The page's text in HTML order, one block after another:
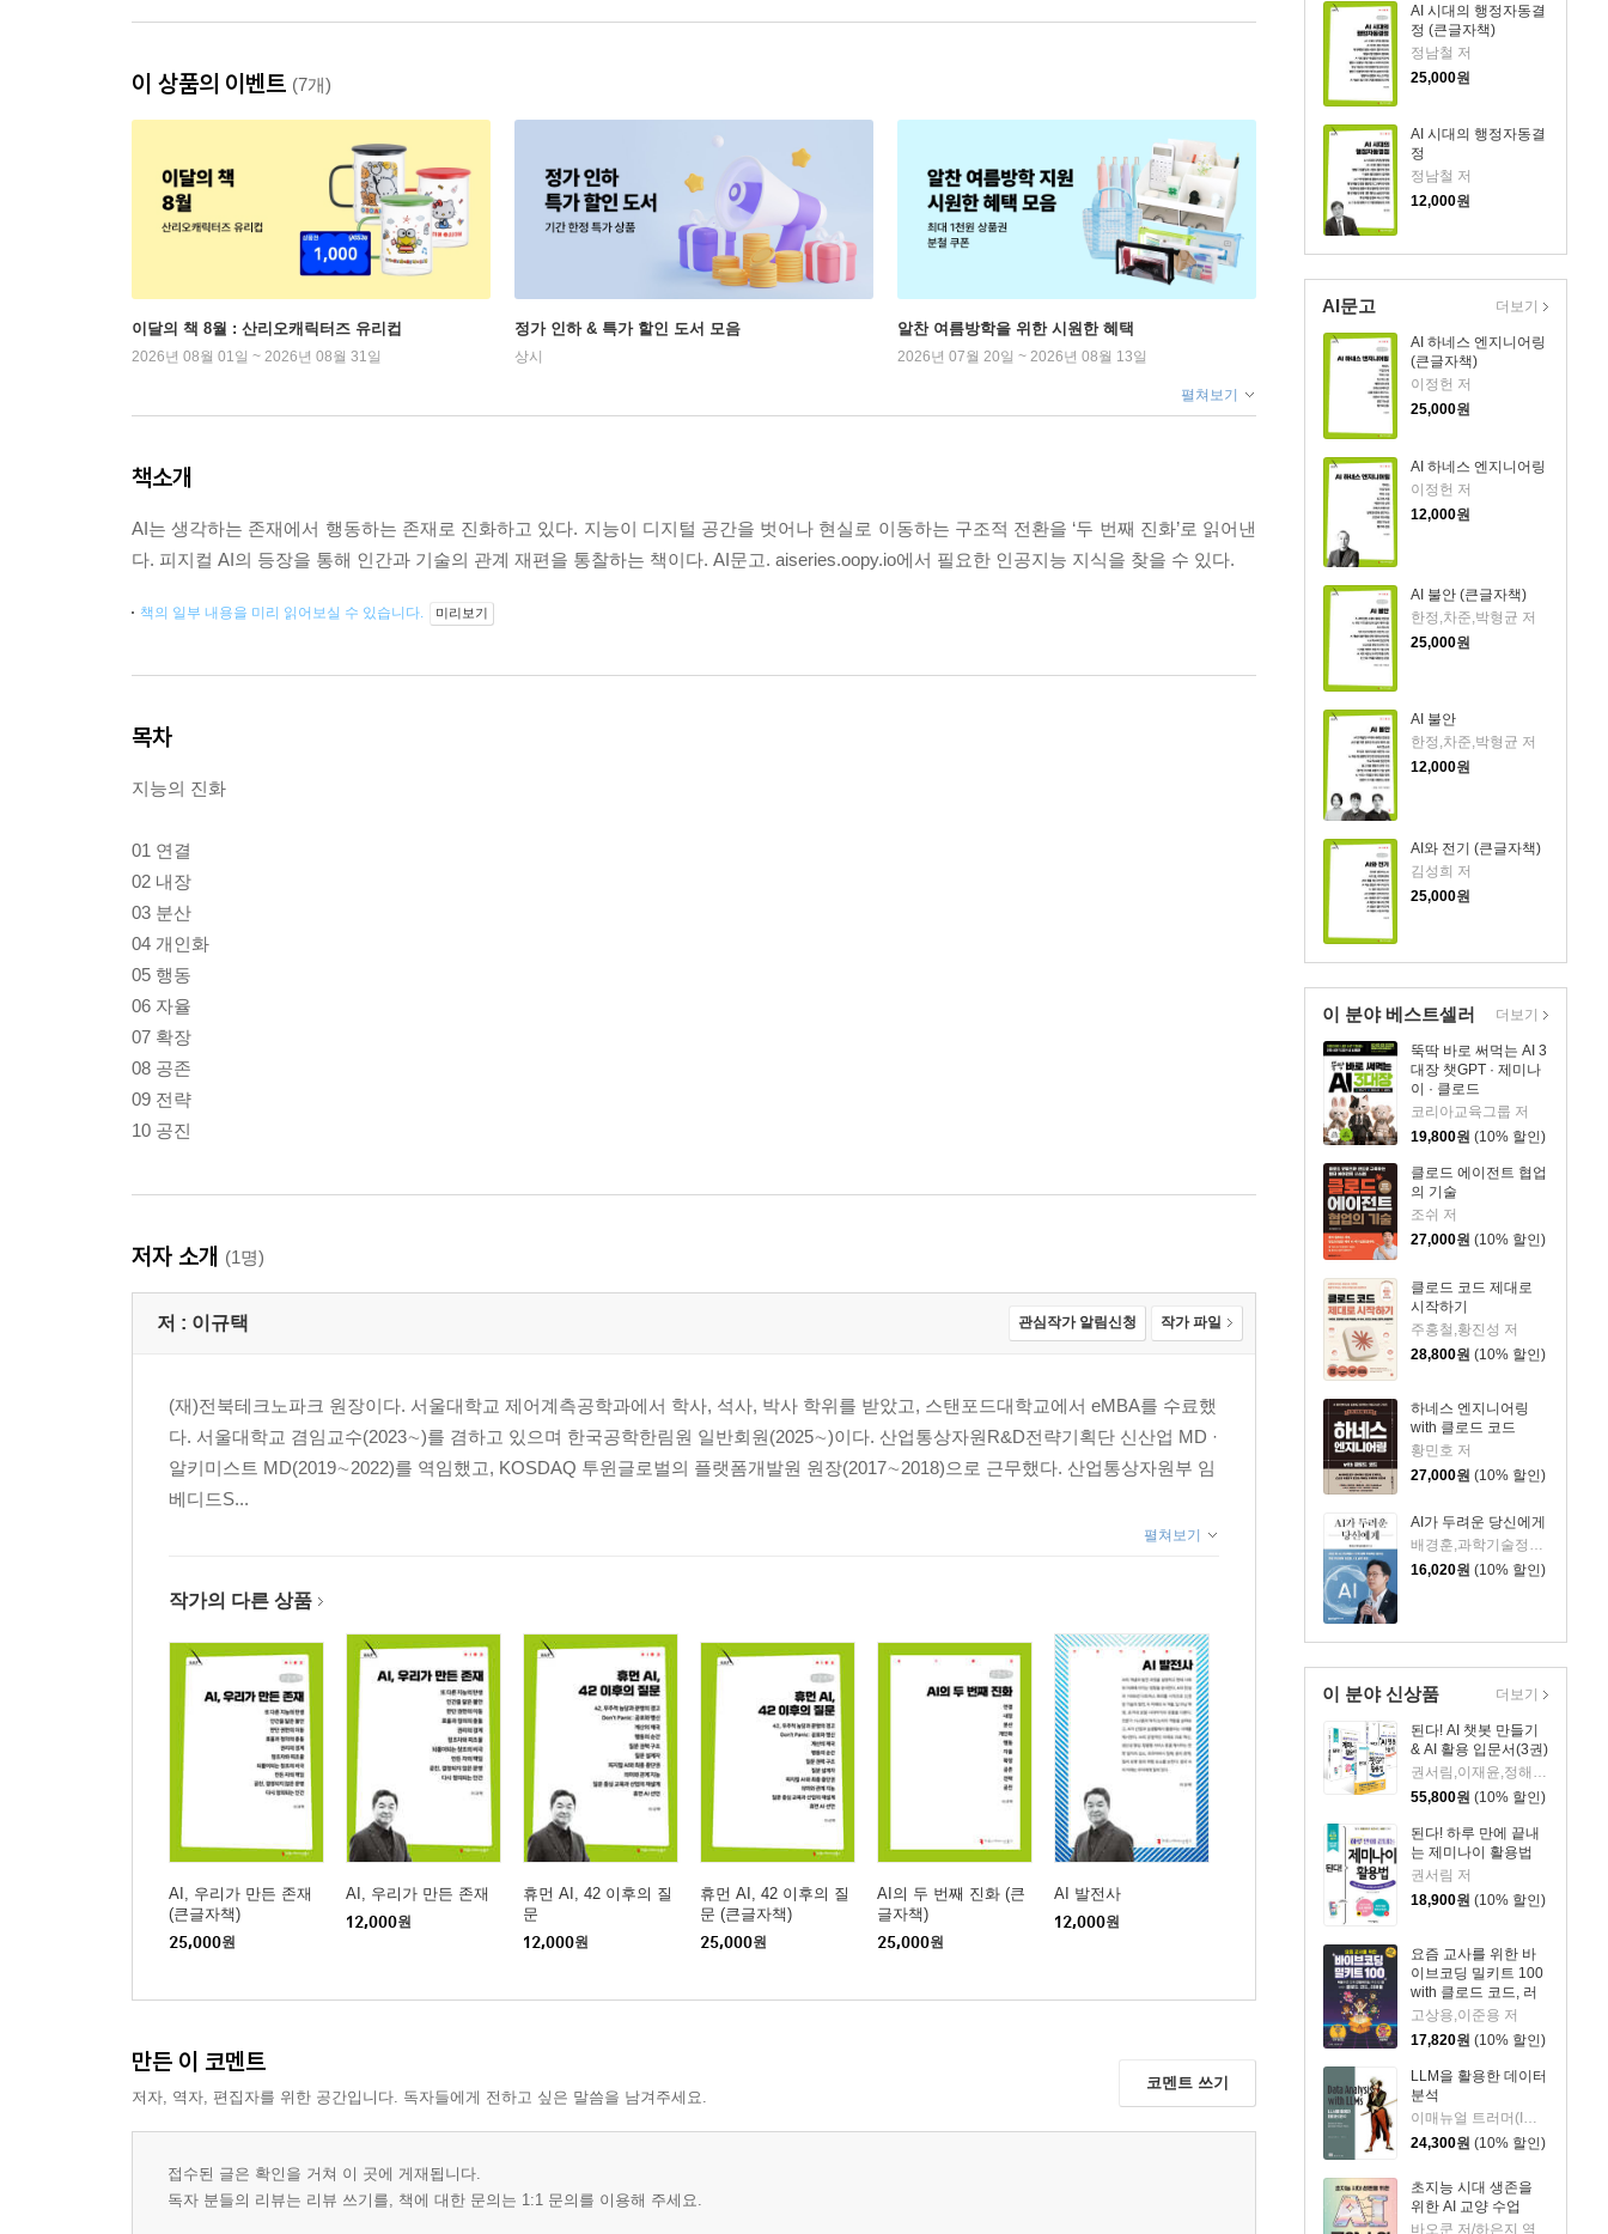
AI 시대의 행정자동결
정 (큰글자책)
정남철 저
25,000원
AI 시대의 행정자동결
정
정남철 저
12,000원
AI문고
AI 하네스 엔지니어링
(큰글자책)
이정헌 저
25,000원
AI 하네스 엔지니어링
이정헌 저
12,000원
AI 불안 (큰글자책)
한정,차준,박형균 저
25,000원
AI 불안
한정,차준,박형균 저
12,000원
AI와 전기 (큰글자책)
김성희 저
25,000원
더보기
이 분야 베스트셀러
뚝딱 바로 써먹는 AI 3
대장 챗GPT · 제미나
이 · 클로드
코리아교육그룹 저
19,800원 (10% 할인)
클로드 에이전트 협업
의 기술
조쉬 저
27,000원 (10% 할인)
클로드 코드 제대로
시작하기
주홍철,황진성 저
28,800원 (10% 할인)
하네스 엔지니어링
with 클로드 코드
황민호 저
27,000원 (10% 할인)
AI가 두려운 당신에게
배경훈,과학기술정보통신부 저
16,020원 (10% 할인)
더보기
이 분야 신상품
된다! AI 챗봇 만들기
& AI 활용 입문서(3권)
55,800원 (10% 할인)
된다! 하루 만에 끝내
는 제미나이 활용법
권서림 저
18,900원 (10% 할인)
요즘 교사를 위한 바
이브코딩 밀키트 100
with 클로드 코드, 러
버블
고상용,이준용 저
17,820원 (10% 할인)
LLM을 활용한 데이터
분석
24,300원 (10% 할인)
초지능 시대 생존을
위한 AI 교양 수업
바오쿤 저/하은지 역
더보기
이 상품의 이벤트 (7개)
이달의 책 8월 : 산리오캐릭터즈 유리컵
2026년 08월 01일 ~ 2026년 08월 31일
정가 인하 & 특가 할인 도서 모음
상시
알찬 여름방학을 위한 시원한 혜택
2026년 07월 20일 ~ 2026년 08월 13일
펼쳐보기
책소개
AI는 생각하는 존재에서 행동하는 존재로 진화하고 있다. 지능이 디지털 공간을 벗어나 현실로 이동하는 구조적 전환을 ‘두 번째 진화’로 읽어낸
다. 피지컬 AI의 등장을 통해 인간과 기술의 관계 재편을 통찰하는 책이다. AI문고. aiseries.oopy.io에서 필요한 인공지능 지식을 찾을 수 있다.
책의 일부 내용을 미리 읽어보실 수 있습니다. 미리보기
목차
지능의 진화
01 연결
02 내장
03 분산
04 개인화
05 행동
06 자율
07 확장
08 공존
09 전략
10 공진
저자 소개 (1명)
저 : 이규택 관심작가 알림신청 작가 파일
(재)전북테크노파크 원장이다. 서울대학교 제어계측공학과에서 학사, 석사, 박사 학위를 받았고, 스탠포드대학교에서 eMBA를 수료했
다. 서울대학교 겸임교수(2023∼)를 겸하고 있으며 한국공학한림원 일반회원(2025∼)이다. 산업통상자원R&D전략기획단 신산업 MD ·
알키미스트 MD(2019∼2022)를 역임했고, KOSDAQ 투윈글로벌의 플랫폼개발원 원장(2017∼2018)으로 근무했다. 산업통상자원부 임
베디드S...
펼쳐보기
작가의 다른 상품
AI, 우리가 만든 존재
(큰글자책)
25,000원
AI, 우리가 만든 존재
12,000원
휴먼 AI, 42 이후의 질
문
12,000원
휴먼 AI, 42 이후의 질
문 (큰글자책)
25,000원
AI의 두 번째 진화 (큰
글자책)
25,000원
AI 발전사
12,000원
만든 이 코멘트
저자, 역자, 편집자를 위한 공간입니다. 독자들에게 전하고 싶은 말씀을 남겨주세요.
코멘트 쓰기
접수된 글은 확인을 거쳐 이 곳에 게재됩니다.
독자 분들의 리뷰는 리뷰 쓰기를, 책에 대한 문의는 1:1 문의를 이용해 주세요.